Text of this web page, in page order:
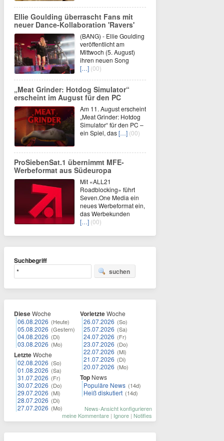
Ellie Goulding überrascht Fans mit
neuer Dance-Kollaboration 'Ravers'
(BANG) - Ellie Goulding
veröffentlicht am
Mittwoch (5. August)
ihren neuen Song
[…] (00)
„Meat Grinder: Hotdog Simulator“
erscheint im August für den PC
Am 11. August erscheint
„Meat Grinder: Hotdog
Simulator“ für den PC –
ein Spiel, das[…] (00)
ProSiebenSat.1 übernimmt MFE-
Werbeformat aus Südeuropa
Mit «ALL21
Roadblocking» führt
Seven.One Media ein
neues Werbeformat ein,
das Werbekunden
[…] (00)
Suchbegriff
suchen
DieseWoche
06.08.2026 (Heute)
05.08.2026 (Gestern)
04.08.2026 (Di)
03.08.2026 (Mo)
LetzteWoche
02.08.2026 (So)
01.08.2026 (Sa)
31.07.2026 (Fr)
30.07.2026 (Do)
29.07.2026 (Mi)
28.07.2026 (Di)
27.07.2026 (Mo)
VorletzteWoche
26.07.2026 (So)
25.07.2026 (Sa)
24.07.2026 (Fr)
23.07.2026 (Do)
22.07.2026 (Mi)
21.07.2026 (Di)
20.07.2026 (Mo)
Top News
Populäre News (14d)
Heiß diskutiert (14d)
News-Ansicht konfigurieren
meine Kommentare | Ignore | Notifies